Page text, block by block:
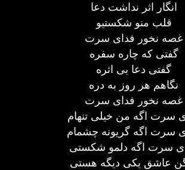
انگار اثر نداشت دعا
قلب منو شکستیو
غصه نخور فدای سرت
گفتی که چاره سفره
گفتی دعا بی اثره
نگاهم هر روز به دره
غصه نخور فدای سرت
سرت اگه من خیلی تنهام
سرت اگه گریونه چشمام
سرت اگه دلمو شکستی
عاشق یکی دیگه هستی